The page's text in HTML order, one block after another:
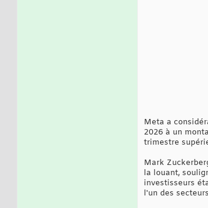
Meta a
2026 à un
trimestre
Mark
la louant,
investisseurs
l'un des